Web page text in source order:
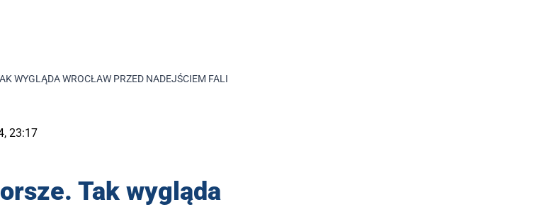
WYGLĄDA WROCŁAW PRZED NADEJŚCIEM FALI POWODZIOWEJ [WIDEO, ZDJĘCIA]
23:17
Tak wygląda